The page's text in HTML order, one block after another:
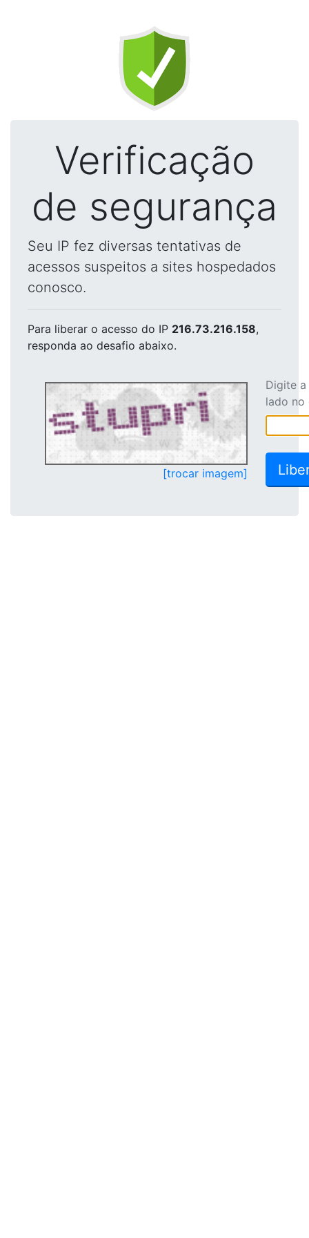
Verificação
de segurança
Seu IP fez diversas tentativas de
acessos suspeitos a sites hospedados
conosco.
Para liberar o acesso do IP 216.73.216.158,
responda ao desafio abaixo.
[trocar imagem]
Digite
lado no